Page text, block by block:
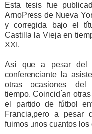
Esta tesis fue
ArnoPress de Nueva
y corregida bajo el
Castilla la Vieja en
XXI.
Así que a pesar del
conferenciante la
otras ocasiones
tiempo. Coincidían
el partido de fútbol
Francia,pero a pesar
fuimos unos cuantos los